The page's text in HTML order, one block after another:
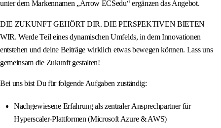
unter dem Markennamen „Arrow ECSedu“ ergänzen das Angebot.
DIE ZUKUNFT GEHÖRT DIR. DIE PERSPEKTIVEN BIETEN
WIR. Werde Teil eines dynamischen Umfelds, in dem Innovationen
entstehen und deine Beiträge wirklich etwas bewegen können. Lass uns
gemeinsam die Zukunft gestalten!
Bei uns bist Du für folgende Aufgaben zuständig:
Nachgewiesene Erfahrung als zentraler Ansprechpartner für
Hyperscaler-Plattformen (Microsoft Azure & AWS)